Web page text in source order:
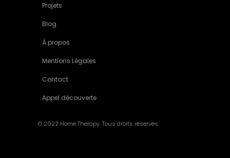
Projets
Blog
À propos
Mentions Légales
Contact
Appel découverte
© 2022 Home Therapy. Tous droits réservés.